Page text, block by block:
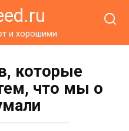
и хорошими
которые
что мы о